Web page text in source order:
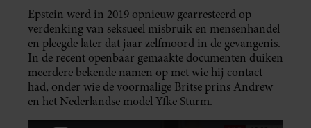
Epstein werd in 2019 opnieuw gearresteerd op
verdenking van seksueel misbruik en mensenhandel
en pleegde later dat jaar zelfmoord in de gevangenis.
In de recent openbaar gemaakte documenten duiken
meerdere bekende namen op met wie hij contact
had, onder wie de voormalige Britse prins Andrew
en het Nederlandse model Yfke Sturm.